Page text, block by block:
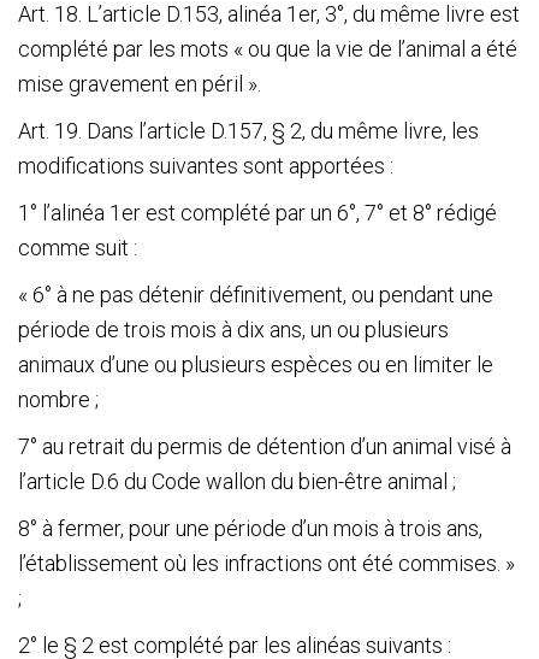
Art. 18. L’article D.153, alinéa 1 er, 3°, du même livre est
complété par les mots « ou que la vie de l’animal a été
mise gravement en péril ».
Art. 19. Dans l’article D.157, § 2, du même livre, les
modifications suivantes sont apportées :
1° l’alinéa 1 er est complété par un 6°, 7° et 8° rédigé
comme suit :
« 6° à ne pas détenir définitivement, ou pendant une
période de trois mois à dix ans, un ou plusieurs
animaux d’une ou plusieurs espèces ou en limiter le
nombre ;
7° au retrait du permis de détention d’un animal visé à
l’article D.6 du Code wallon du bien-être animal ;
8° à fermer, pour une période d’un mois à trois ans,
l’établissement où les infractions ont été commises. »
;
2° le § 2 est complété par les alinéas suivants :